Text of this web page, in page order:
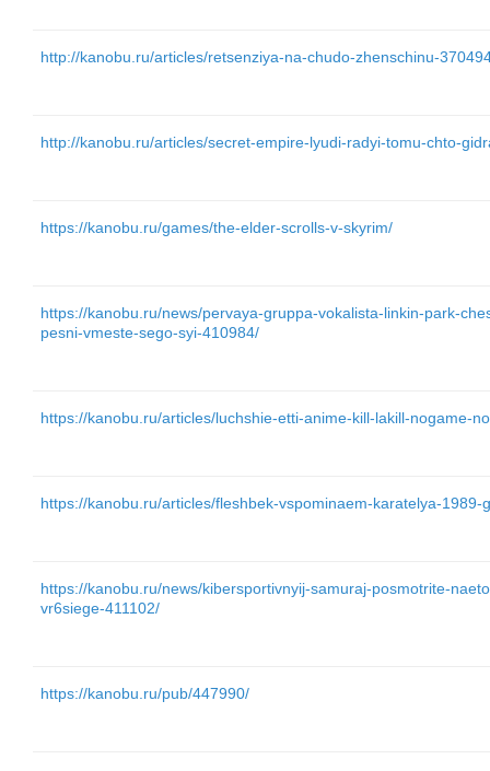
http://kanobu.ru/articles/retsenziya-na-chudo-zhenschinu-
http://kanobu.ru/articles/secret-empire-lyudi-radyi-tomu-chto-
https://kanobu.ru/games/the-elder-scrolls-v-skyrim/
https://kanobu.ru/news/pervaya-gruppa-vokalista-linkin-park-
pesni-vmeste-sego-syi-410984/
https://kanobu.ru/articles/luchshie-etti-anime-kill-lakill-nogame-
https://kanobu.ru/articles/fleshbek-vspominaem-karatelya-
https://kanobu.ru/news/kibersportivnyij-samuraj-posmotrite-
vr6siege-411102/
https://kanobu.ru/pub/447990/